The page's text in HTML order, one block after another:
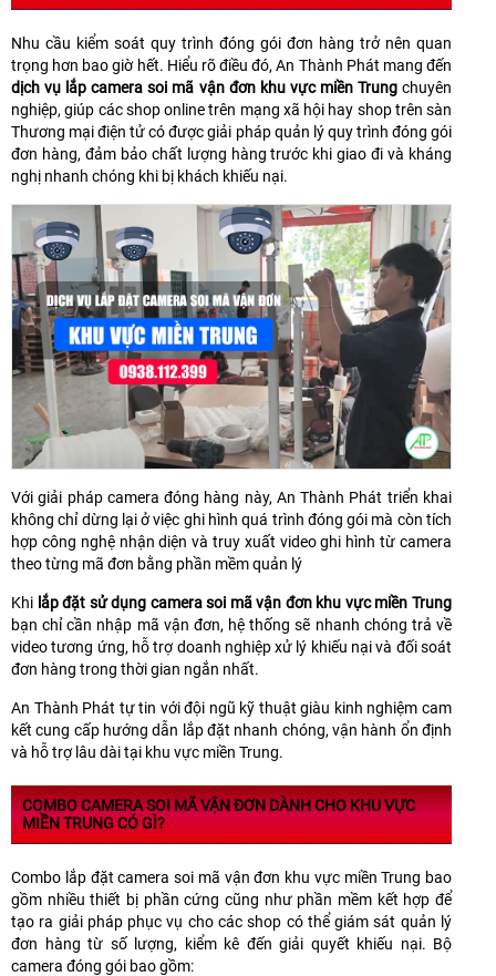
Nhu cầu kiểm soát quy trình đóng gói đơn hàng trở nên quan
trọng hơn bao giờ hết. Hiểu rõ điều đó, An Thành Phát mang đến
dịch vụ lắp camera soi mã vận đơn khu vực miền Trungchuyên
nghiệp, giúp các shop online trên mạng xã hội hay shop trên sàn
Thương mại điện tử có được giải pháp quản lý quy trình đóng gói
đơn hàng, đảm bảo chất lượng hàng trước khi giao đi và kháng
nghị nhanh chóng khi bị khách khiếu nại.
Với giải pháp camera đóng hàng này, An Thành Phát triển khai
không chỉ dừng lại ở việc ghi hình quá trình đóng gói mà còn tích
hợp công nghệ nhận diện và truy xuất video ghi hình từ camera
theo từng mã đơn bằng phần mềm quản lý
Khi lắp đặt sử dụng camera soi mã vận đơn khu vực miền Trung
bạn chỉ cần nhập mã vận đơn, hệ thống sẽ nhanh chóng trả về
video tương ứng, hỗ trợ doanh nghiệp xử lý khiếu nại và đối soát
đơn hàng trong thời gian ngắn nhất.
An Thành Phát tự tin với đội ngũ kỹ thuật giàu kinh nghiệm cam
kết cung cấp hướng dẫn lắp đặt nhanh chóng, vận hành ổn định
và hỗ trợ lâu dài tại khu vực miền Trung.
COMBO CAMERA SOI MÃ VẬN ĐƠN DÀNH CHO KHU VỰC
MIỀN TRUNG CÓ GÌ?
Combo lắp đặt camera soi mã vận đơn khu vực miền Trung bao
gồm nhiều thiết bị phần cứng cũng như phần mềm kết hợp để
tạo ra giải pháp phục vụ cho các shop có thể giám sát quản lý
đơn hàng từ số lượng, kiểm kê đến giải quyết khiếu nại. Bộ
camera đóng gói bao gồm: